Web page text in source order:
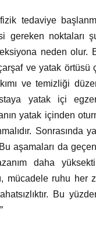
tedaviye
noktaları
neden olur.
ve yatak örtüsü
ve temizliği
yatak içi
yatak içinden
Sonrasında
Bu aşamaları da
daha
mücadele ruhu her
Bu